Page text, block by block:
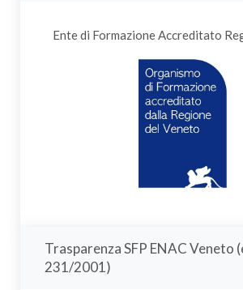
Ente di Formazione Accreditato
Trasparenza SFP ENAC Veneto
231/2001)